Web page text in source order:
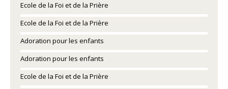
Ecole de la Foi et de la Prière
Ecole de la Foi et de la Prière
Adoration pour les enfants
Adoration pour les enfants
Ecole de la Foi et de la Prière